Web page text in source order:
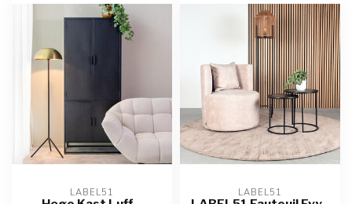
LABEL51 LABEL51